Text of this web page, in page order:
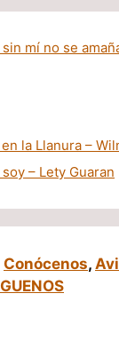
mí no se
la Llanura –
– Lety Guaran
Conócenos,